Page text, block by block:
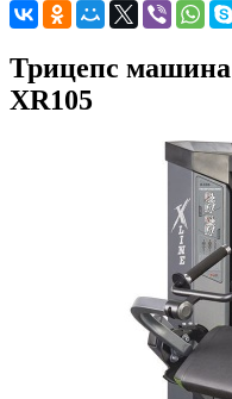
Трицепс
XR105